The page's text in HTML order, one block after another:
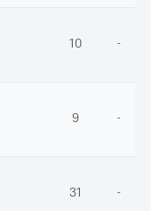
10 -
9 -
31 -